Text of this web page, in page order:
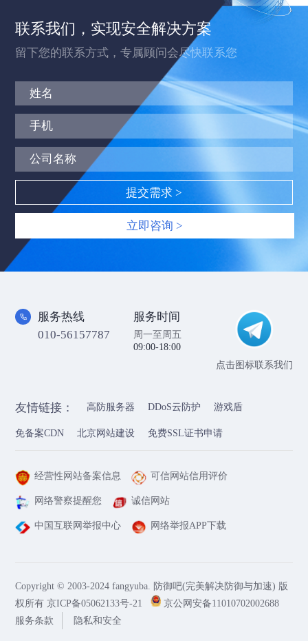
联系我们，实现安全解决方案
留下您的联系方式，专属顾问会尽快联系您
立即咨询 >
服务热线
010-56157787
服务时间
周一至周五
09:00-18:00
点击图标联系我们
友情链接： 高防服务器 DDoS云防护 游戏盾
免备案CDN 北京网站建设 免费SSL证书申请
经营性网站备案信息 可信网站信用评价
网络警察提醒您 诚信网站
中国互联网举报中心 网络举报APP下载
Copyright © 2003-2024 fangyuba. 防御吧(完美解决防御与加速) 版
权所有京ICP备05062133号-21
京公网安备11010702002688
服务条款
隐私和安全